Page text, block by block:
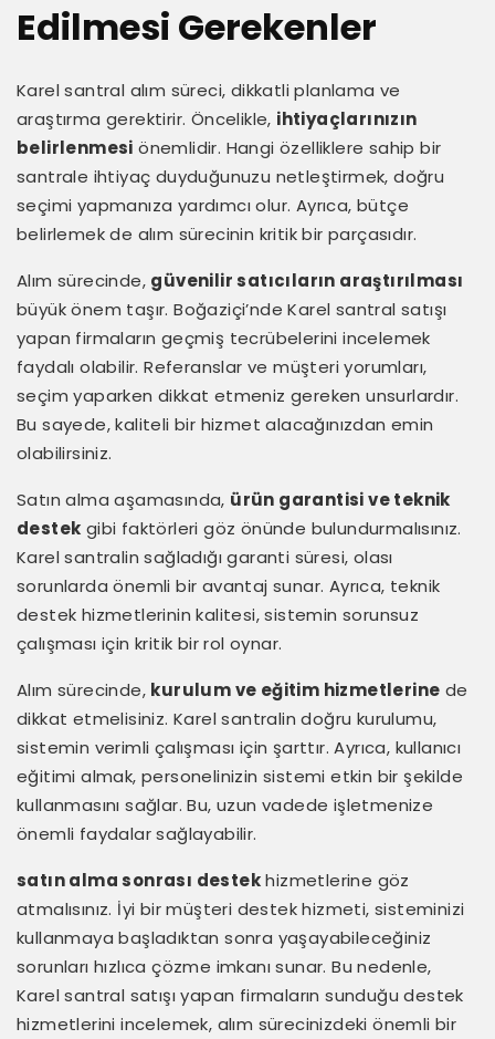
Edilmesi Gerekenler
Karel santral alım süreci, dikkatli planlama ve
araştırma gerektirir. Öncelikle, ihtiyaçlarınızın
belirlenmesi önemlidir. Hangi özelliklere sahip bir
santrale ihtiyaç duyduğunuzu netleştirmek, doğru
seçimi yapmanıza yardımcı olur. Ayrıca, bütçe
belirlemek de alım sürecinin kritik bir parçasıdır.
Alım sürecinde, güvenilir satıcıların araştırılması
büyük önem taşır. Boğaziçi’nde Karel santral satışı
yapan firmaların geçmiş tecrübelerini incelemek
faydalı olabilir. Referanslar ve müşteri yorumları,
seçim yaparken dikkat etmeniz gereken unsurlardır.
Bu sayede, kaliteli bir hizmet alacağınızdan emin
olabilirsiniz.
Satın alma aşamasında, ürün garantisi ve teknik
destek gibi faktörleri göz önünde bulundurmalısınız.
Karel santralin sağladığı garanti süresi, olası
sorunlarda önemli bir avantaj sunar. Ayrıca, teknik
destek hizmetlerinin kalitesi, sistemin sorunsuz
çalışması için kritik bir rol oynar.
Alım sürecinde, kurulum ve eğitim hizmetlerine de
dikkat etmelisiniz. Karel santralin doğru kurulumu,
sistemin verimli çalışması için şarttır. Ayrıca, kullanıcı
eğitimi almak, personelinizin sistemi etkin bir şekilde
kullanmasını sağlar. Bu, uzun vadede işletmenize
önemli faydalar sağlayabilir.
satın alma sonrası destekhizmetlerine göz
atmalısınız. İyi bir müşteri destek hizmeti, sisteminizi
kullanmaya başladıktan sonra yaşayabileceğiniz
sorunları hızlıca çözme imkanı sunar. Bu nedenle,
Karel santral satışı yapan firmaların sunduğu destek
hizmetlerini incelemek, alım sürecinizdeki önemli bir